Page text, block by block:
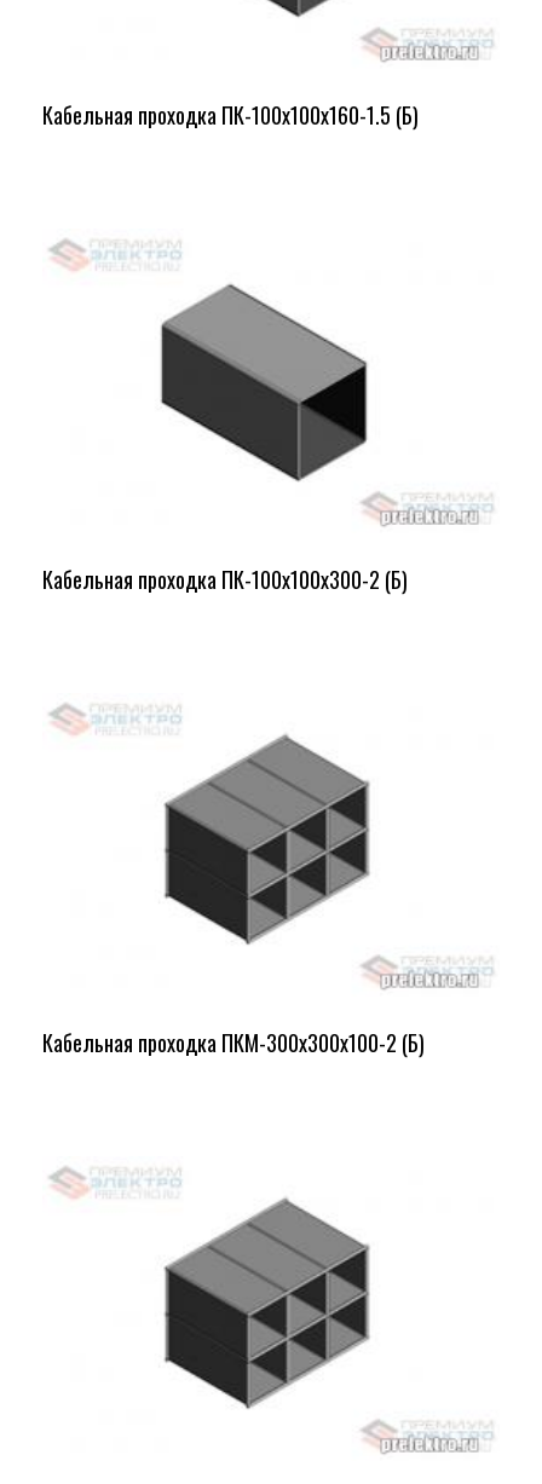
Кабельная проходка ПК-100х100х160-1.5 (Б)
Кабельная проходка ПК-100х100х300-2 (Б)
Кабельная проходка ПКМ-300х300х100-2 (Б)